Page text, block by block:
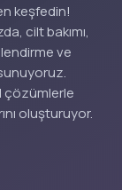
keşfedin!
cilt bakımı,
ve
çözümlerle
oluşturuyor.